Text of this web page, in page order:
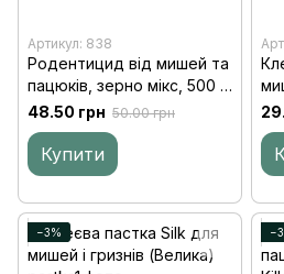
Артикул: 838
Родентицид від мишей та
пацюків, зерно мікс, 500 г,
Щелкунчик
48.50 грн 50.00 грн
Купити
−3%